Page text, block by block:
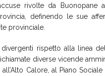
rivolte da Buonopane
definendo le sue
provinciale.
rispetto alla linea
diverse vicende
Calore, al Piano